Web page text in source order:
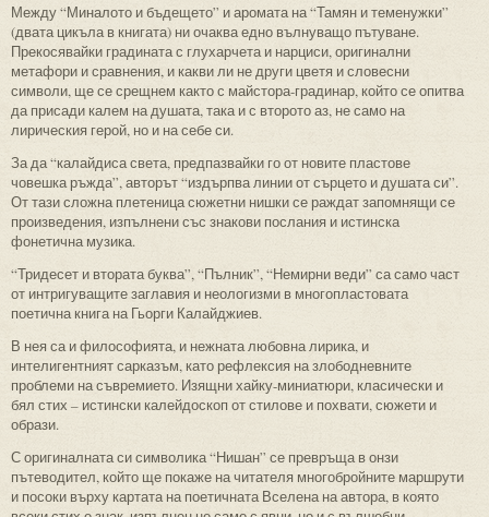
Между “Миналото и бъдещето” и аромата на “Тамян и теменужки”
(двата цикъла в книгата) ни очаква едно вълнуващо пътуване.
Прекосявайки градината с глухарчета и нарциси, оригинални
метафори и сравнения, и какви ли не други цветя и словесни
символи, ще се срещнем както с майстора-градинар, който се опитва
да присади калем на душата, така и с второто аз, не само на
лирическия герой, но и на себе си.
За да “калайдиса света, предпазвайки го от новите пластове
човешка ръжда”, авторът “издърпва линии от сърцето и душата си”.
От тази сложна плетеница сюжетни нишки се раждат запомнящи се
произведения, изпълнени със знакови послания и истинска
фонетична музика.
“Тридесет и втората буква”, “Пълник”, “Немирни веди” са само част
от интригуващите заглавия и неологизми в многопластовата
поетична книга на Гьорги Калайджиев.
В нея са и философията, и нежната любовна лирика, и
интелигентният сарказъм, като рефлексия на злободневните
проблеми на съвремието. Изящни хайку-миниатюри, класически и
бял стих – истински калейдоскоп от стилове и похвати, сюжети и
образи.
С оригиналната си символика “Нишан” се превръща в онзи
пътеводител, който ще покаже на читателя многобройните маршрути
и посоки върху картата на поетичната Вселена на автора, в която